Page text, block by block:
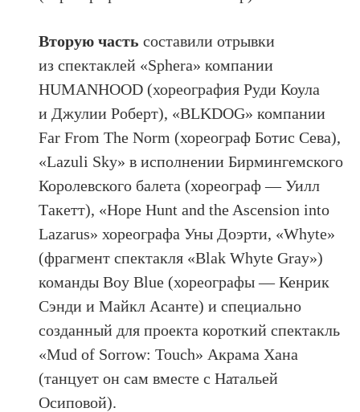
Вторую часть составили отрывки
из спектаклей «Sphera» компании
HUMANHOOD (хореография Руди Коула
и Джулии Роберт), «BLKDOG» компании
Far From The Norm (хореограф Ботис Сева),
«Lazuli Sky» в исполнении Бирмингемского
Королевского балета (хореограф — Уилл
Такетт), «Hope Hunt and the Ascension into
Lazarus» хореографа Уны Доэрти, «Whyte»
(фрагмент спектакля «Blak Whyte Gray»)
команды Вoy Blue (хореографы — Кенрик
Сэнди и Майкл Асанте) и специально
созданный для проекта короткий спектакль
«Mud of Sorrow: Touch» Акрама Хана
(танцует он сам вместе с Натальей
Осиповой).